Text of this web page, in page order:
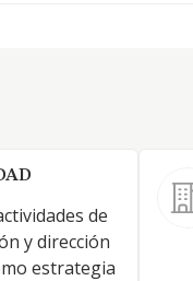
de
y dirección
estrategia